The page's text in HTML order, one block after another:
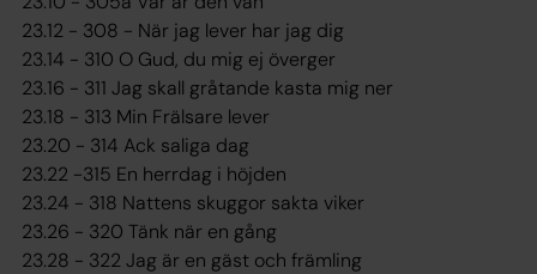
23.12 - 308 - När jag lever har jag dig
23.14 - 310 O Gud, du mig ej överger
23.16 - 311 Jag skall gråtande kasta mig ner
23.18 - 313 Min Frälsare lever
23.20 - 314 Ack saliga dag
23.22 -315 En herrdag i höjden
23.24 - 318 Nattens skuggor sakta viker
23.26 - 320 Tänk när en gång
23.28 - 322 Jag är en gäst och främling